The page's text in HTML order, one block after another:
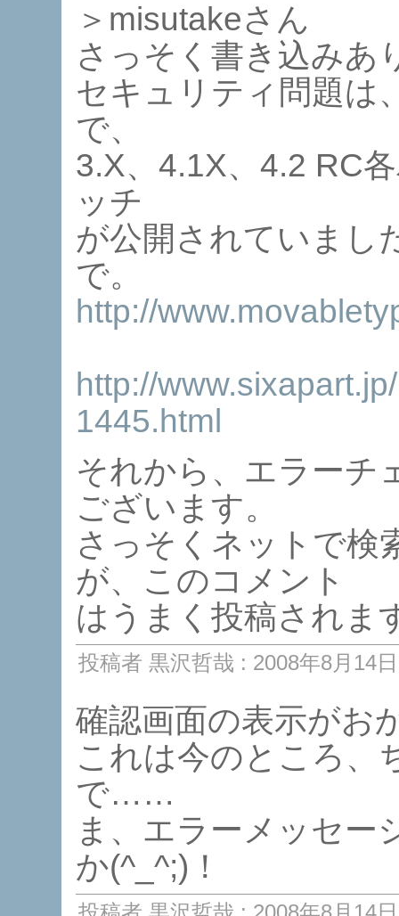
＞misutakeさん
さっそく書き込みあ
セキュリティ問題は
で、
3.X、4.1X、4.2 RC
ッチ
が公開されていまし
で。
http://
http://
1445.html
それから、エラーチ
ございます。
さっそくネットで検
が、このコメント
はうまく投稿されま
投稿者 黒沢哲哉 : 2008年8月14
確認画面の表示が
これは今のところ、
で……
ま、エラーメッセー
か(^_^;)！